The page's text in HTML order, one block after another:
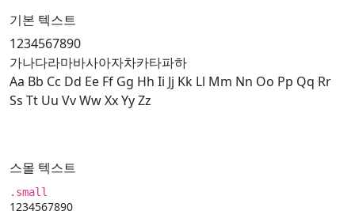
기본 텍스트
1234567890
가나다라마바사아자차카타파하
Aa Bb Cc Dd Ee Ff Gg Hh Ii Jj Kk Ll Mm Nn Oo Pp Qq Rr
Ss Tt Uu Vv Ww Xx Yy Zz
스몰 텍스트
.small
1234567890